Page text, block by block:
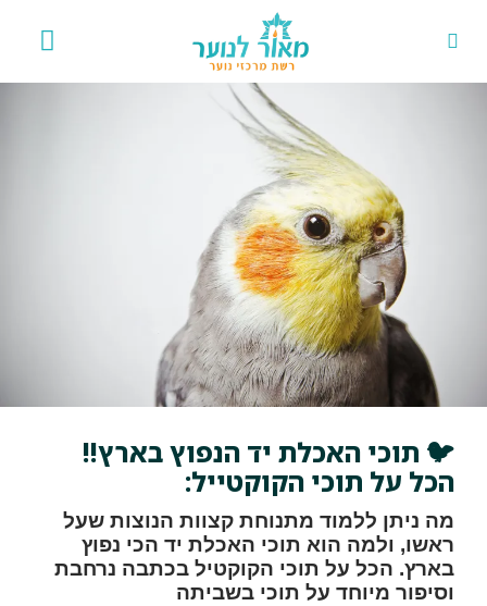
תוכי האכלת יד הנפוץ בארץ!!
על תוכי הקוקטייל:
ניתן ללמוד מתנוחת קצוות הנוצות שעל
ולמה הוא תוכי האכלת יד הכי נפוץ
הכל על תוכי הקוקטיל בכתבה נרחבת
מיוחד על תוכי בשביתה